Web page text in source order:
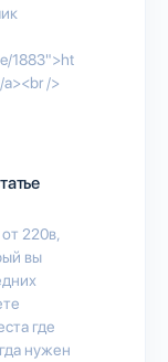
1883">ht
/>
220в,
вы
где
нужен